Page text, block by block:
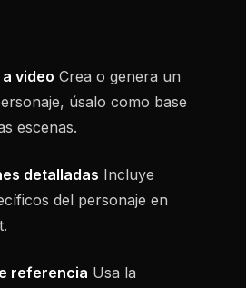
video Crea o genera un
úsalo como base
escenas.
detalladas Incluye
del personaje en
referencia Usa la